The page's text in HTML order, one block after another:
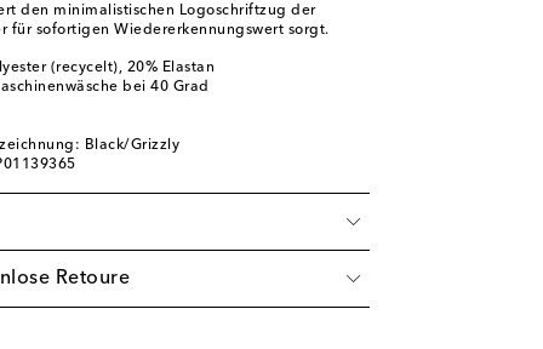
den minimalistischen Logoschriftzug der
für sofortigen Wiedererkennungswert sorgt.
(recycelt), 20% Elastan
bei 40 Grad
Black/Grizzly
Retoure